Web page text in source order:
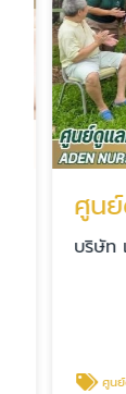
ศูนย์
บริษัท เ
ศูนย์ดูแลผู้สู